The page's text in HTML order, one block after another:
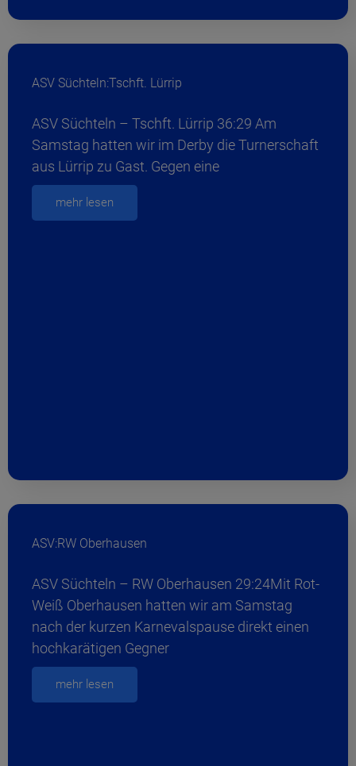
ASV Süchteln:Tschft. Lürrip
ASV Süchteln – Tschft. Lürrip 36:29 Am
Samstag hatten wir im Derby die Turnerschaft
aus Lürrip zu Gast. Gegen eine
mehr lesen
ASV:RW Oberhausen
ASV Süchteln – RW Oberhausen 29:24Mit Rot-
Weiß Oberhausen hatten wir am Samstag
nach der kurzen Karnevalspause direkt einen
hochkarätigen Gegner
mehr lesen